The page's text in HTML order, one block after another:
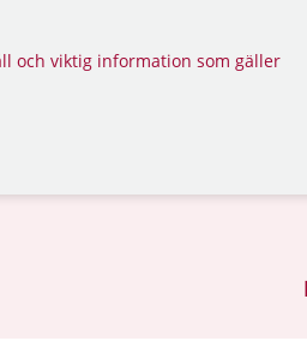
och viktig information som gäller